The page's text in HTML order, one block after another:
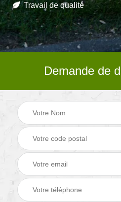
Travail de qualité
Demande de